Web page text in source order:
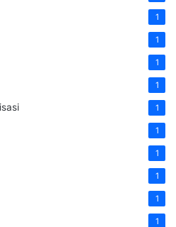
1
1
1
1
1
1
1
1
1
1